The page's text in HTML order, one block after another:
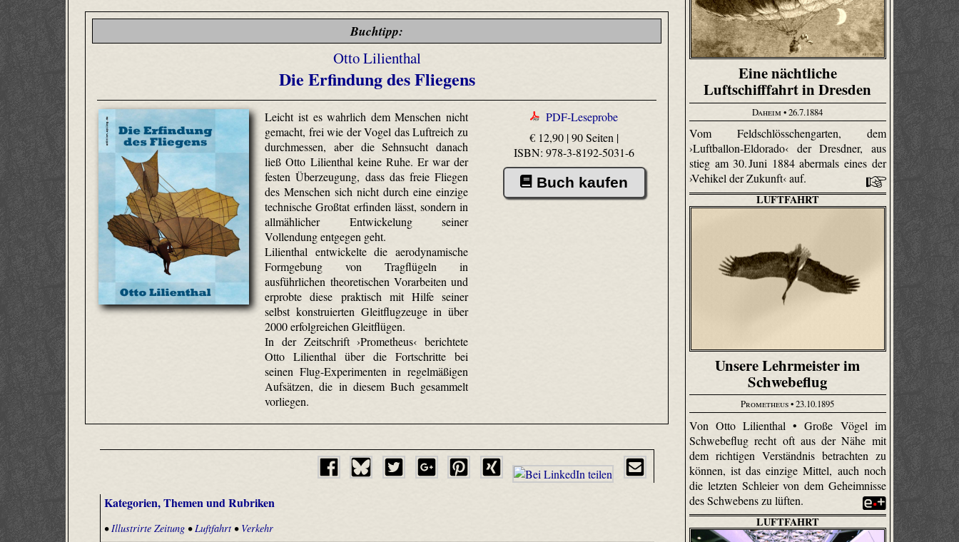
Buchtipp:
Otto Lilienthal
Die Erfindung des Fliegens
Leicht ist es wahrlich dem Menschen nicht
gemacht, frei wie der Vogel das Luftreich zu
durchmessen, aber die Sehnsucht danach
ließ Otto Lilienthal keine Ruhe. Er war der
festen Überzeugung, dass das freie Fliegen
des Menschen sich nicht durch eine einzige
technische Großtat erfinden lässt, sondern in
allmählicher Entwickelung seiner
Vollendung entgegen geht.
Lilienthal entwickelte die aerodynamische
Formgebung von Tragflügeln in
ausführlichen theoretischen Vorarbeiten und
erprobte diese praktisch mit Hilfe seiner
selbst konstruierten Gleitflugzeuge in über
2000 erfolgreichen Gleitflügen.
In der Zeitschrift ›Prometheus‹ berichtete
Otto Lilienthal über die Fortschritte bei
seinen Flug-Experimenten in regelmäßigen
Aufsätzen, die in diesem Buch gesammelt
vorliegen.
PDF-Leseprobe
€ 12,90 | 90 Seiten |
ISBN: 978-3-8192-5031-6
Buch kaufen
Kategorien, Themen und Rubriken
•Illustrirte Zeitung •Luftfahrt • Verkehr
Eine nächtliche
Luftschifffahrt in Dresden
Daheim• 26.7.1884
Vom Feld­schlösschen­garten, dem
›Luftballon-Eldorado‹ der Dresdner, aus
stieg am 30. Juni 1884 abermals eines der
›Vehikel der Zukunft‹ auf.
LUFTFAHRT
Unsere Lehrmeister im
Schwebeflug
Prometheus• 23.10.1895
Von Otto Lilienthal • Große Vögel im
Schwebeflug recht oft aus der Nähe mit
dem richtigen Verständnis betrachten zu
können, ist das einzige Mittel, auch noch
die letzten Schleier von dem Geheimnisse
des Schwebens zu lüften.
LUFTFAHRT